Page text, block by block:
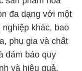
đa dạng với một
nghiệp khác, bao
phụ gia và chất
đảm bảo quy
và hiệu quả.